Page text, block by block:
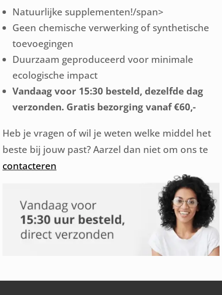
Natuurlijke supplementen!/span>
Geen chemische verwerking of synthetische
toevoegingen
Duurzaam geproduceerd voor minimale
ecologische impact
Vandaag voor 15:30 besteld, dezelfde dag
verzonden. Gratis bezorging vanaf €60,-
Heb je vragen of wil je weten welke middel het
beste bij jouw past? Aarzel dan niet om ons te
contacteren